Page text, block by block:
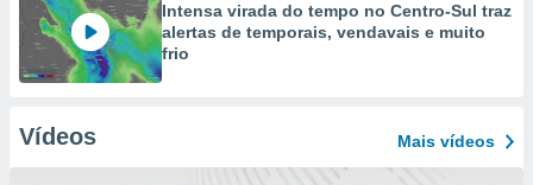
Intensa virada do tempo no Centro-Sul traz
alertas de temporais, vendavais e muito
frio
Vídeos Mais vídeos